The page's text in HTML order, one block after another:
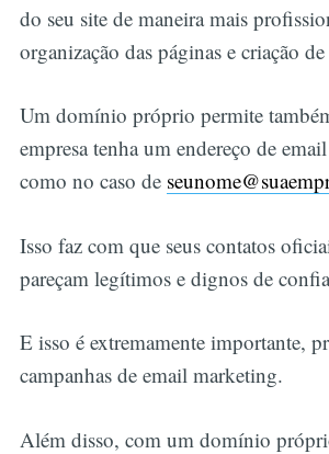
do seu site de maneira mais
organização das páginas e criação
Um domínio próprio permite
empresa tenha um endereço de
como no caso de
Isso faz com que seus contatos
pareçam legítimos e dignos de
E isso é extremamente importante,
campanhas de email marketing.
Além disso, com um domínio